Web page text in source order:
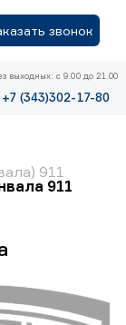
звонок
выходных: с 9.00 до 21.00
+7 (343)302-17-80
911
911